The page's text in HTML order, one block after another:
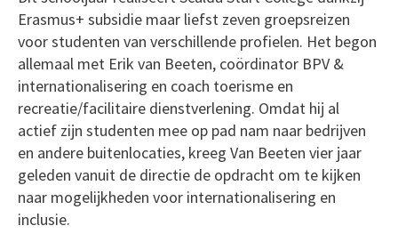
Erasmus+ subsidie maar liefst zeven groepsreizen
voor studenten van verschillende profielen. Het begon
allemaal met Erik van Beeten, coördinator BPV &
internationalisering en coach toerisme en
recreatie/facilitaire dienstverlening. Omdat hij al
actief zijn studenten mee op pad nam naar bedrijven
en andere buitenlocaties, kreeg Van Beeten vier jaar
geleden vanuit de directie de opdracht om te kijken
naar mogelijkheden voor internationalisering en
inclusie.